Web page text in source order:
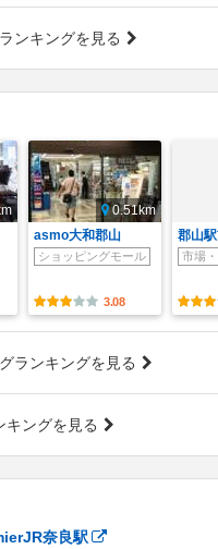
ンキングを見る
0.51km
asmo大和郡山
ショッピングモール
3.08
郡山
市場
ランキングを見る
キングを見る
奈良駅